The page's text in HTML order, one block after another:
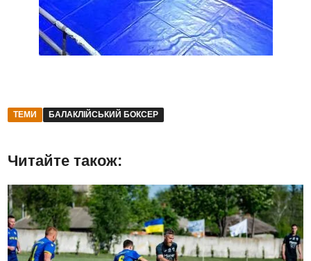
ТЕМИ БАЛАКЛІЙСЬКИЙ БОКСЕР
Читайте також: